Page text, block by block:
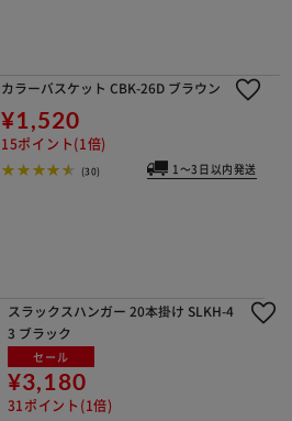
カラーバスケット CBK-26D ブラウン
¥1,520
15ポイント(1倍)
(30) 1～3日以内発送
スラックスハンガー 20本掛け SLKH-4
3 ブラック
セール
¥3,180
31ポイント(1倍)